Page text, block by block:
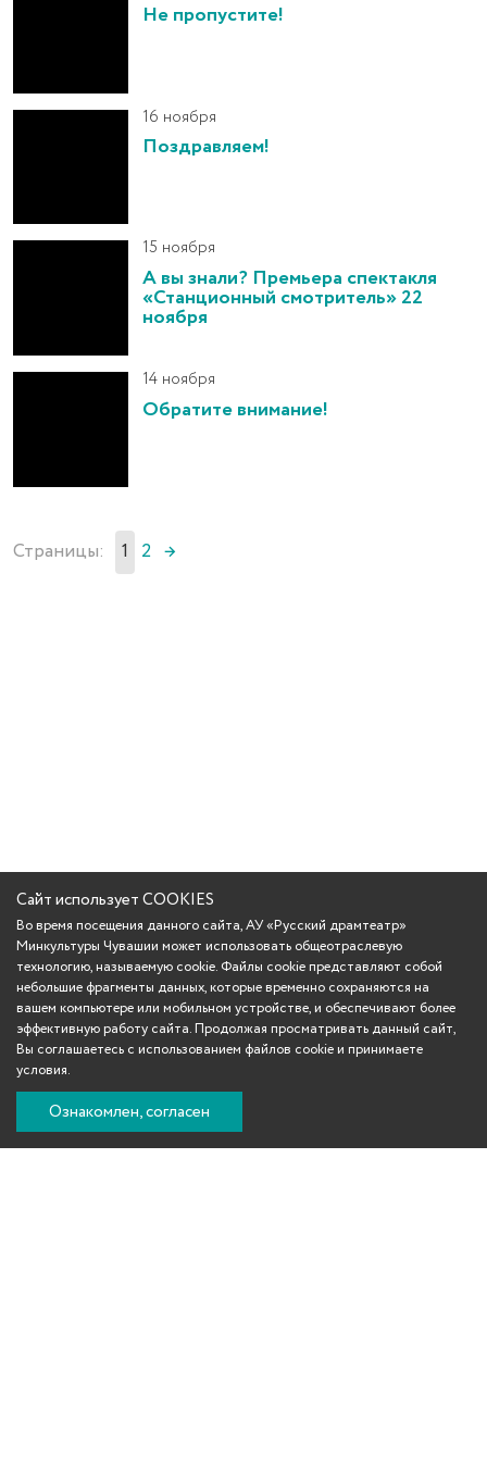
Не пропустите!
16 ноября
Поздравляем!
15 ноября
А вы знали? Премьера спектакля
«Станционный смотритель» 22
ноября
14 ноября
Обратите внимание!
Страницы: 1 2 →
Сайт использует COOKIES
Во время посещения данного сайта, АУ «Русский драмтеатр»
Минкультуры Чувашии может использовать общеотраслевую
технологию, называемую cookie. Файлы cookie представляют собой
небольшие фрагменты данных, которые временно сохраняются на
вашем компьютере или мобильном устройстве, и обеспечивают более
эффективную работу сайта. Продолжая просматривать данный сайт,
Вы соглашаетесь с использованием файлов cookie и принимаете
условия.
Ознакомлен, согласен